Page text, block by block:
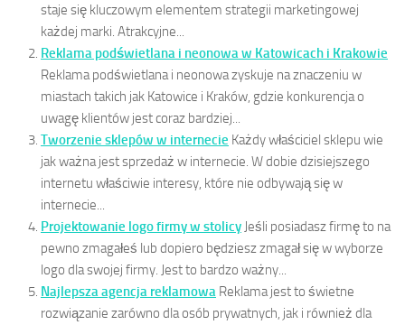
staje się kluczowym elementem strategii marketingowej
każdej marki. Atrakcyjne...
Reklama podświetlana i neonowa w Katowicach i Krakowie
Reklama podświetlana i neonowa zyskuje na znaczeniu w
miastach takich jak Katowice i Kraków, gdzie konkurencja o
uwagę klientów jest coraz bardziej...
Tworzenie sklepów w internecie Każdy właściciel sklepu wie
jak ważna jest sprzedaż w internecie. W dobie dzisiejszego
internetu właściwie interesy, które nie odbywają się w
internecie...
Projektowanie logo firmy w stolicy Jeśli posiadasz firmę to na
pewno zmagałeś lub dopiero będziesz zmagał się w wyborze
logo dla swojej firmy. Jest to bardzo ważny...
Najlepsza agencja reklamowa Reklama jest to świetne
rozwiązanie zarówno dla osób prywatnych, jak i również dla